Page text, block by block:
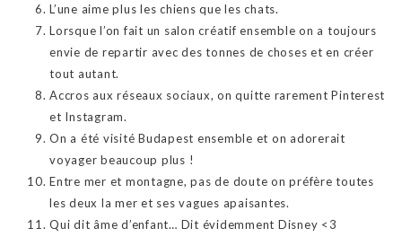
L’une aime plus les chiens que les chats.
Lorsque l’on fait un salon créatif ensemble on a toujours
envie de repartir avec des tonnes de choses et en créer
tout autant.
Accros aux réseaux sociaux, on quitte rarement Pinterest
et Instagram.
On a été visité Budapest ensemble et on adorerait
voyager beaucoup plus !
Entre mer et montagne, pas de doute on préfère toutes
les deux la mer et ses vagues apaisantes.
Qui dit âme d’enfant… Dit évidemment Disney <3